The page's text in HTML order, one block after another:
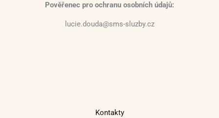
Pověřenec pro ochranu osobních údajů:
lucie.douda@sms-sluzby.cz
Kontakty